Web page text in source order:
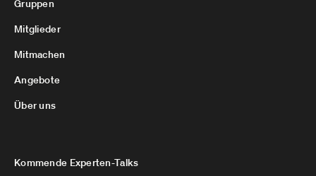
Gruppen
Mitglieder
Mitmachen
Angebote
Über uns
Kommende Experten-Talks